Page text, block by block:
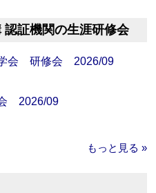
証機関の生涯研修会
学会 研修会 2026/09
2026/09
もっと見る »